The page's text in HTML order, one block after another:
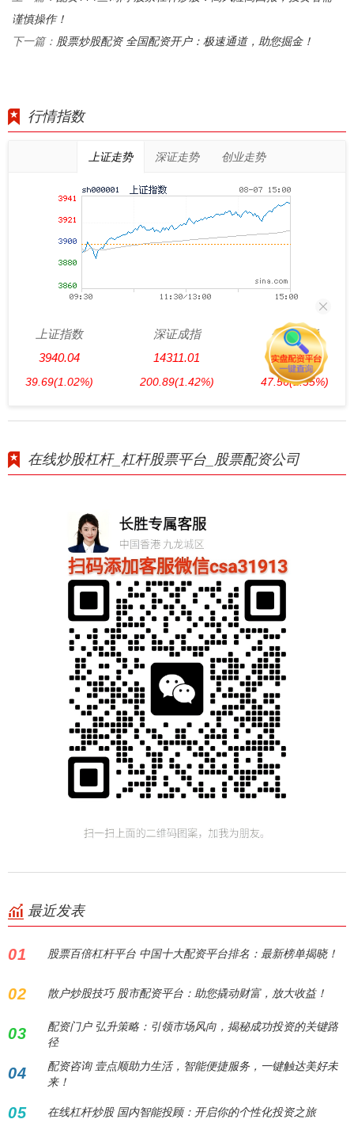
谨慎操作！
下一篇： 股票炒股配资 全国配资开户：极速通道，助您掘金！
行情指数
上证走势 深证走势 创业走势
上证指数
3940.04
39.69(1.02%)
深证成指
14311.01
200.89(1.42%)
创业板指
3563.12
47.56(1.35%)
在线炒股杠杆_杠杆股票平台_股票配资公司
最近发表
01 股票百倍杠杆平台 中国十大配资平台排名：最新榜单揭晓！
02 散户炒股技巧 股市配资平台：助您撬动财富，放大收益！
03
配资门户 弘升策略：引领市场风向，揭秘成功投资的关键路
径
04
配资咨询 壹点顺助力生活，智能便捷服务，一键触达美好未
来！
05 在线杠杆炒股 国内智能投顾：开启你的个性化投资之旅